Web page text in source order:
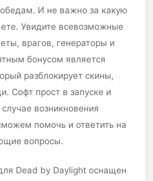
И не важно за какую
Увидите всевозможные
врагов, генераторы и
бонусом является
разблокирует скины,
Софт прост в запуске и
возникновения
помочь и ответить на
вопросы.
Dead by Daylight оснащен